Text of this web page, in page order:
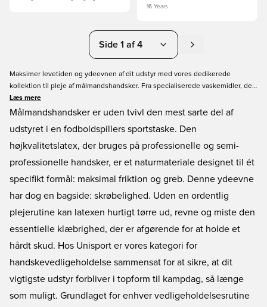
16 Years
Side 1 af 4
Maksimer levetiden og ydeevnen af dit udstyr med vores dedikerede
kollektion til pleje af målmandshandsker. Fra specialiserede vaskemidler, der
fjerner snavs uden at skade latexen, til grebsfornyere, der genopliver den
klæbrige følelse, har vi alt, hvad du behøver for at opretholde kontrol på
red hvert skud.
Læs mere
Målmandshandsker er uden tvivl den mest sarte del af
udstyret i en fodboldspillers sportstaske. Den
højkvalitetslatex, der bruges på professionelle og semi-
professionelle handsker, er et naturmateriale designet til ét
specifikt formål: maksimal friktion og greb. Denne ydeevne
har dog en bagside: skrøbelighed. Uden en ordentlig
plejerutine kan latexen hurtigt tørre ud, revne og miste den
essentielle klæbrighed, der er afgørende for at holde et
hårdt skud. Hos Unisport er vores kategori for
handskevedligeholdelse sammensat for at sikre, at dit
vigtigste udstyr forbliver i topform til kampdag, så længe
som muligt. Grundlaget for enhver vedligeholdelsesrutine